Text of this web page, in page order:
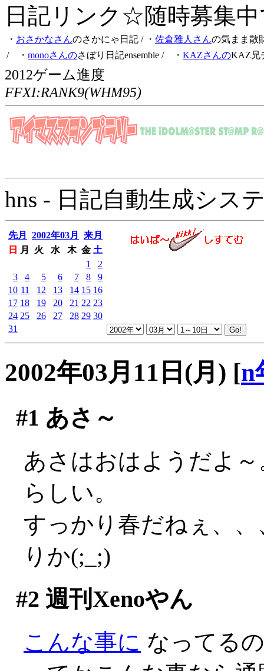
日記リンク☆随時募集
・ おさかなさんのさかにゃ日記 / ・ 佐倉雅人さんの気まま散
/ ・ monoさんのさぼり日記ensemble / ・ KAZさんのKAZ兄
2012ゲーム進度
FFXI:RANK9(WHM95)
hns - 日記自動生成シス
先月 2002年03月
来月
日
月 火 水 木 金 土
1
2
3
4 5 6 7 8
9
10 11 12 13 14 15 16
17 18 19 20 21 22 23
24 25 26 27 28 29 30
31
2002年03月11日(月) [n
#1 あさ～
あさはおはようだよ
らしい。
すっかり春だねぇ、
りか(;_;)
#2 週刊Xenoやん
こんな事に なってる